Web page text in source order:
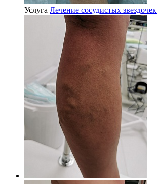
Услуга Лечение сосудистых звездочек